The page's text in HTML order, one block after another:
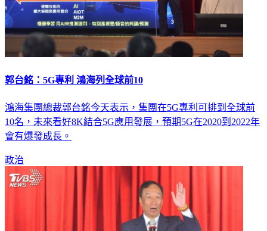
郭台銘：5G專利 鴻海列全球前10
鴻海集團總裁郭台銘今天表示，集團在5G專利可排到全球前
10名，未來看好8K結合5G應用發展，預期5G在2020到2022年
會有爆發成長。
政治